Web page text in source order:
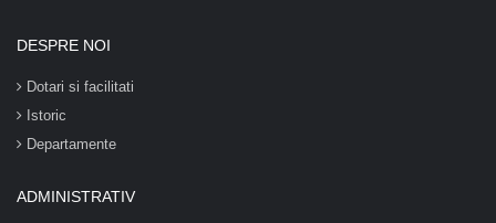
DESPRE NOI
Dotari si facilitati
Istoric
Departamente
ADMINISTRATIV